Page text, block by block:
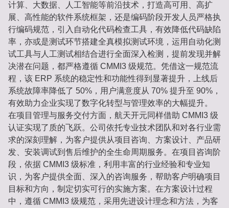
计算、大数据、人工智能等前沿技术，打造高可用、高扩
展、高性能的软件系统框架，还是编码阶段开发人员严格执
行编码规范，引入自动化代码检查工具，有效降低代码缺陷
率，亦或是测试环节搭建全真模拟测试环境，运用自动化测
试工具与人工测试相结合进行全面深入检测，提前发现并解
决潜在问题，都严格遵循 CMMI3 级规范。凭借这一规范流
程，该 ERP 系统的稳定性和功能性得到显著提升，上线后
系统故障率降低了 50%，用户满意度从 70% 提升至 90%，
有效助力企业实现了数字化转型与管理效率的大幅提升。
在项目管理与服务交付方面，航天开元同样借助 CMMI3 级
认证实现了质的飞跃。公司依托专业技术团队和对各行业需
求的深刻理解，为客户提供从项目咨询、方案设计、产品研
发、安装调试到售后维护的全生命周期服务。在项目咨询阶
段，依据 CMMI3 级标准，利用丰富的行业经验和专业知
识，为客户提供全面、深入的咨询服务，帮助客户明确项目
目标和方向，制定切实可行的实施方案。在方案设计过程
中，遵循 CMMI3 级规范，采用先进设计理念和方法，为客